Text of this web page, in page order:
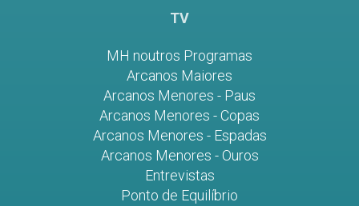
TV
MH noutros Programas
Arcanos Maiores
Arcanos Menores - Paus
Arcanos Menores - Copas
Arcanos Menores - Espadas
Arcanos Menores - Ouros
Entrevistas
Ponto de Equilíbrio